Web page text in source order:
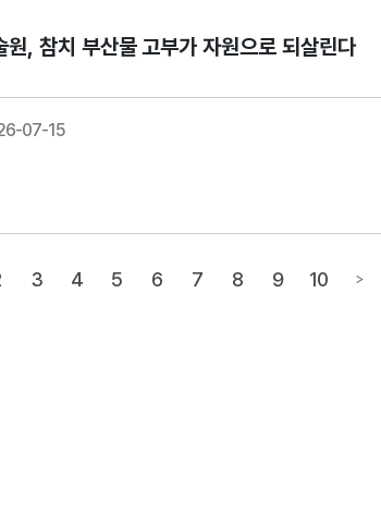
원, 참치 부산물 고부가 자원으로 되살린다
07-15
3 4 5 6 7 8 9 10 >다